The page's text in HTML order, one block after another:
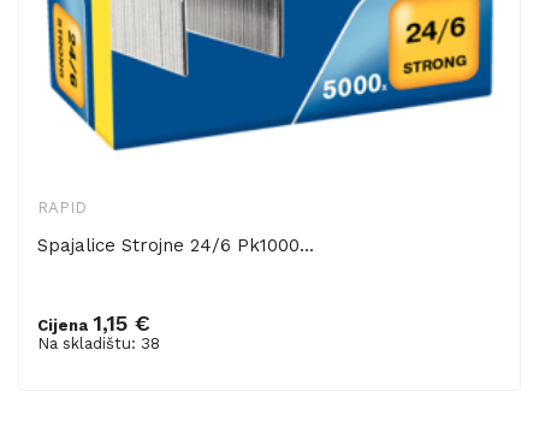
RAPID
Spajalice Strojne 24/6 Pk1000...
Cijena 1,15 €
Na skladištu: 38
Dodaj u košaricu